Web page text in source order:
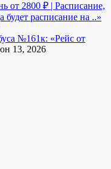
от 2800 ₽ | Расписание,
расписание на ..»
№161к: «Рейс от
13, 2026